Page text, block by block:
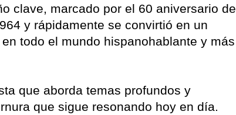
clave, marcado por el 60 aniversario de
y rápidamente se convirtió en un
todo el mundo hispanohablante y más
que aborda temas profundos y
que sigue resonando hoy en día.